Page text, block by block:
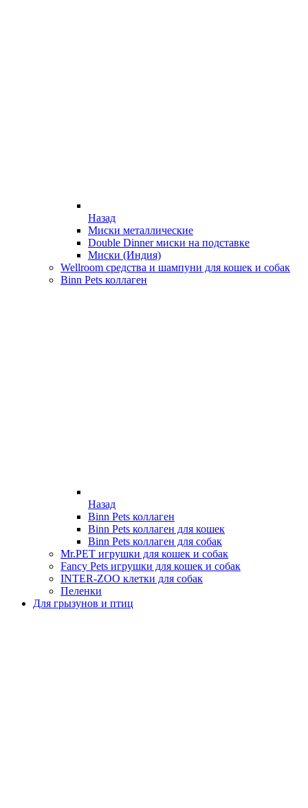
Назад
Миски металлические
Double Dinner миски на подставке
Миски (Индия)
Wellroom средства и шампуни для кошек и собак
Binn Pets коллаген
Назад
Binn Pets коллаген
Binn Pets коллаген для кошек
Binn Pets коллаген для собак
Mr.PET игрушки для кошек и собак
Fancy Pets игрушки для кошек и собак
INTER-ZOO клетки для собак
Пеленки
Для грызунов и птиц